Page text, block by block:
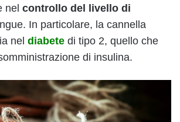
nel controllo del livello di
In particolare, la cannella
nel diabete di tipo 2, quello che
di insulina.